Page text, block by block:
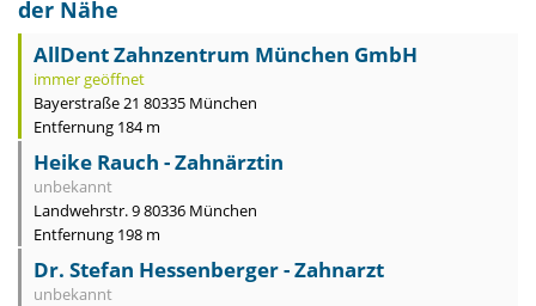
der Nähe
AllDent Zahnzentrum München GmbH
immer geöffnet
Bayerstraße 21 80335 München
Entfernung 184 m
Heike Rauch - Zahnärztin
unbekannt
Landwehrstr. 9 80336 München
Entfernung 198 m
Dr. Stefan Hessenberger - Zahnarzt
unbekannt